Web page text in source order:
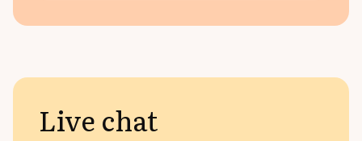
Live chat